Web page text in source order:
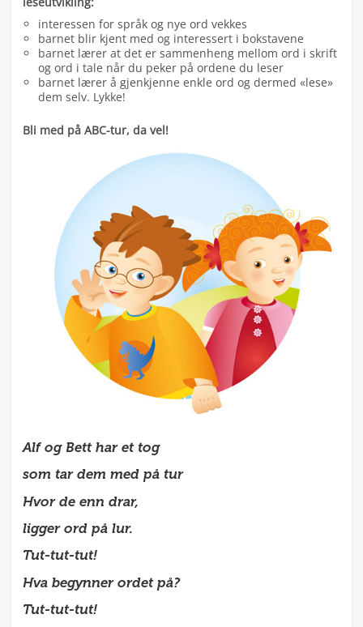
interessen for språk og nye ord vekkes
barnet blir kjent med og interessert i bokstavene
barnet lærer at det er sammenheng mellom ord i skrift
og ord i tale når du peker på ordene du leser
barnet lærer å gjenkjenne enkle ord og dermed «lese»
dem selv. Lykke!
Bli med på ABC-tur, da vel!
Alf og Bett har et tog
som tar dem med på tur
Hvor de enn drar,
ligger ord på lur.
Tut-tut-tut!
Hva begynner ordet på?
Tut-tut-tut!